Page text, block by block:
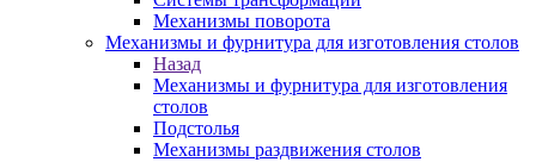
Механизмы поворота
Механизмы и фурнитура для изготовления столов
Назад
Механизмы и фурнитура для изготовления
столов
Подстолья
Механизмы раздвижения столов